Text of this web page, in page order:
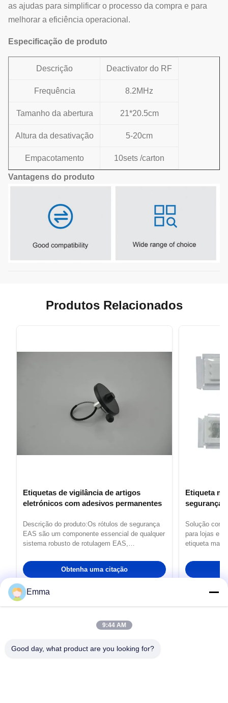
as ajudas para simplificar o processo da compra e para
melhorar a eficiência operacional.
Especificação de produto
Descrição Deactivator do RF
Frequência 8.2MHz
Tamanho da abertura 21*20.5cm
Altura da desativação 5-20cm
Empacotamento 10sets /carton
Vantagens do produto
Produtos Relacionados
Etiquetas de vigilância de artigos
eletrónicos com adesivos permanentes
Descrição do produto:Os rótulos de segurança
EAS são um componente essencial de qualquer
sistema robusto de rotulagem EAS,
proteger a mercadoria contra o roubo e a
remoção não autorizada.O produto EAS Labels
as ...
Obtenha uma citação
Etiqueta
segurança
Solução
para lojas e
etiqueta
roubo do que
para toda a
proteger sua
Co., Ltd
Emma
9:44 AM
Good day, what product are you looking for?